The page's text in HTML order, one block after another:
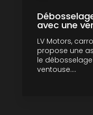
avec une
LV Motors,
propose une
le
ventouse....